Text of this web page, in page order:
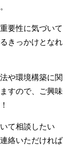
要性に気づいて
きっかけとなれ
や環境構築に関
すので、ご興味
て相談したい
絡いただければ